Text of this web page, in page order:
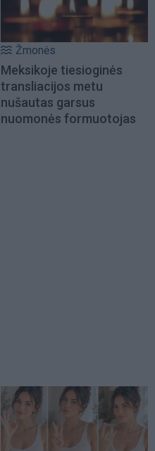
Žmonės
Meksikoje tiesioginės
transliacijos metu
nušautas garsus
nuomonės formuotojas